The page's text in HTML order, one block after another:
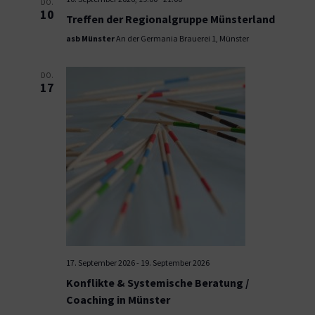
DO.
10 Treffen der Regionalgruppe Münsterland
asb MünsterAn der Germania Brauerei 1, Münster
DO.
17
17. September 2026- 19. September 2026
Konflikte & Systemische Beratung /
Coaching in Münster